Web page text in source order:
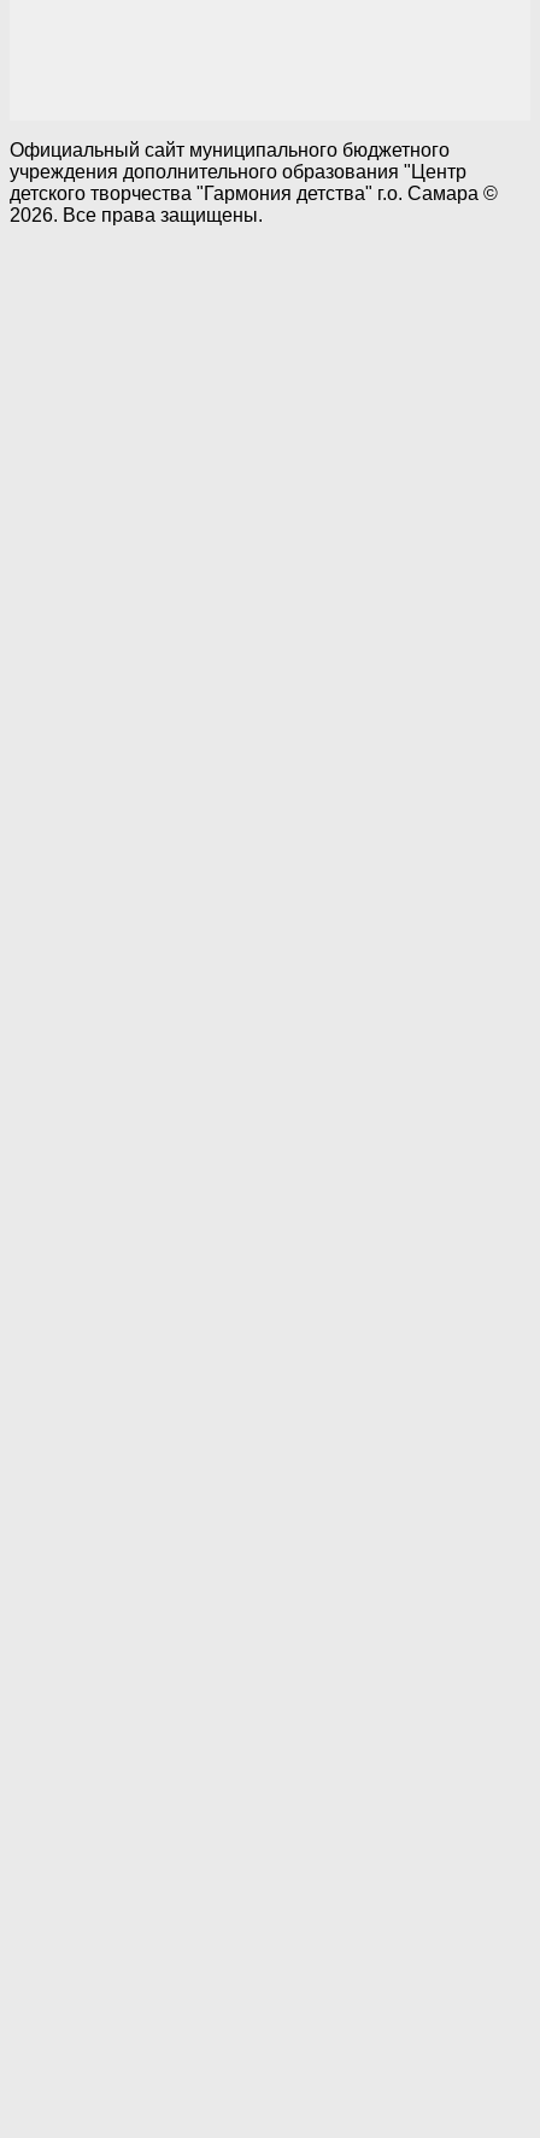
Официальный сайт муниципального бюджетного
учреждения дополнительного образования "Центр
детского творчества "Гармония детства" г.о. Самара ©
2026. Все права защищены.